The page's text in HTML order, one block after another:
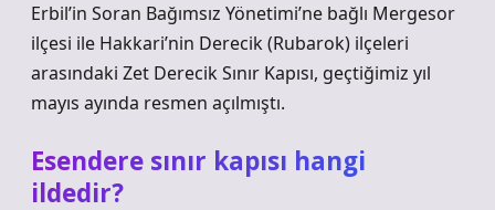
Erbil’in Soran Bağımsız Yönetimi’ne bağlı Mergesor
ilçesi ile Hakkari’nin Derecik (Rubarok) ilçeleri
arasındaki Zet Derecik Sınır Kapısı, geçtiğimiz yıl
mayıs ayında resmen açılmıştı.
Esendere sınır kapısı hangi
ildedir?